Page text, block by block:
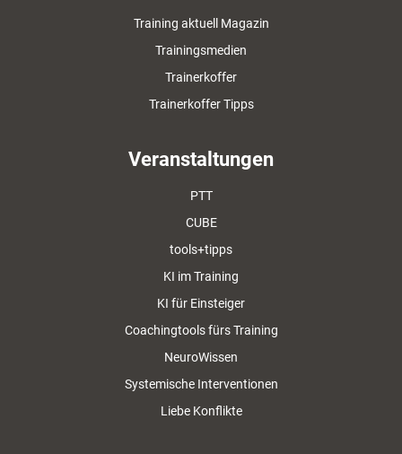
Training aktuell Magazin
Trainingsmedien
Trainerkoffer
Trainerkoffer Tipps
Veranstaltungen
PTT
CUBE
tools+tipps
KI im Training
KI für Einsteiger
Coachingtools fürs Training
NeuroWissen
Systemische Interventionen
Liebe Konflikte